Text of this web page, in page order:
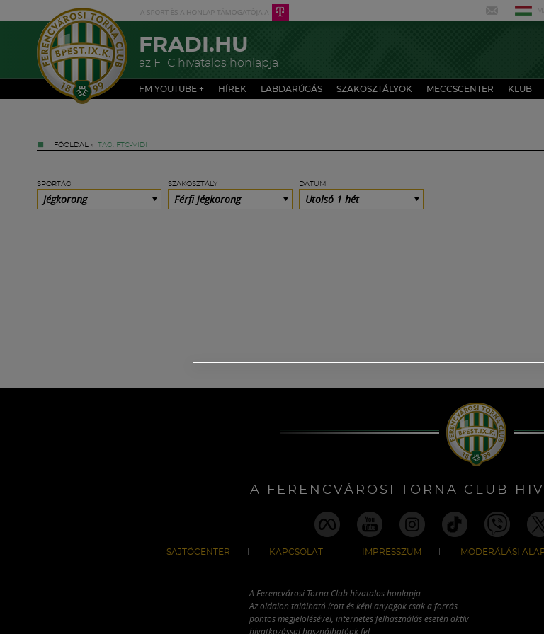
FRADI.HU
az FTC hivatalos honlapja
FM YOUTUBE + HÍREK LABDARÚGÁS SZAKOSZTÁLYOK MECCSCENTER KLUB
FŐOLDAL » TAG: FTC-VIDI
SPORTÁG
Jégkorong
SZAKOSZTÁLY
Férfi jégkorong
DÁTUM
Utolsó 1 hét
A FERENCVÁROSI TORNA CLUB
SAJTÓCENTER KAPCSOLAT IMPRESSZUM MODERÁLÁSI
A Ferencvárosi Torna Club hivatalos honlapja
Az oldalon található írott és képi anyagok csak a forrás
pontos megjelölésével, internetes felhasználás esetén aktív
hivatkozással használhatóak fel.